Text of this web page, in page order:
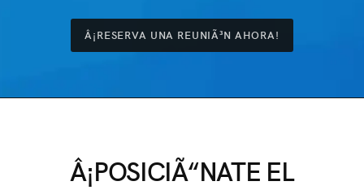
Â¡RESERVA UNA REUNIÃ³N AHORA!
Â¡POSICIÃ“NATE EL